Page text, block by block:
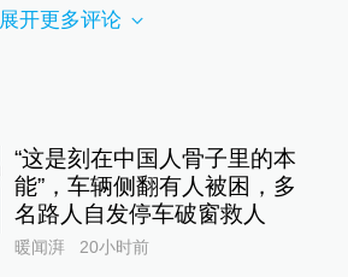
展开更多评论
“这是刻在中国人骨子里的本
能”，车辆侧翻有人被困，多
名路人自发停车破窗救人
暖闻湃 20小时前